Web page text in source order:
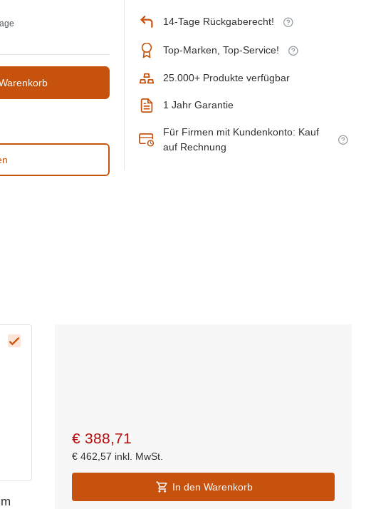
14-Tage Rückgaberecht!
Top-Marken, Top-Service!
25.000+ Produkte verfügbar
1 Jahr Garantie
Für Firmen mit Kundenkonto: Kauf
auf Rechnung
€388,71
€462,57 inkl. MwSt.
In den Warenkorb